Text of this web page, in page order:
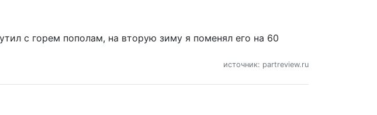
с горем пополам, на вторую зиму я поменял его на 60
источник: partreview.ru